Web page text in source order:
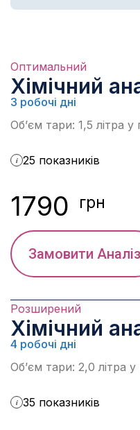
Оптимальний
Хімічний
3 робочі дні
Об’єм тари: 1,5 літра у
25 показників
i
1790 грн
Замовити Аналіз
Розширений
Хімічний
4 робочі дні
Об’єм тари: 2,0 літра у
35 показників
i